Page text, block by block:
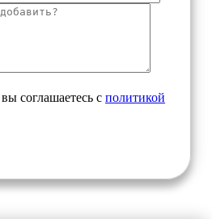
соглашаетесь с политикой